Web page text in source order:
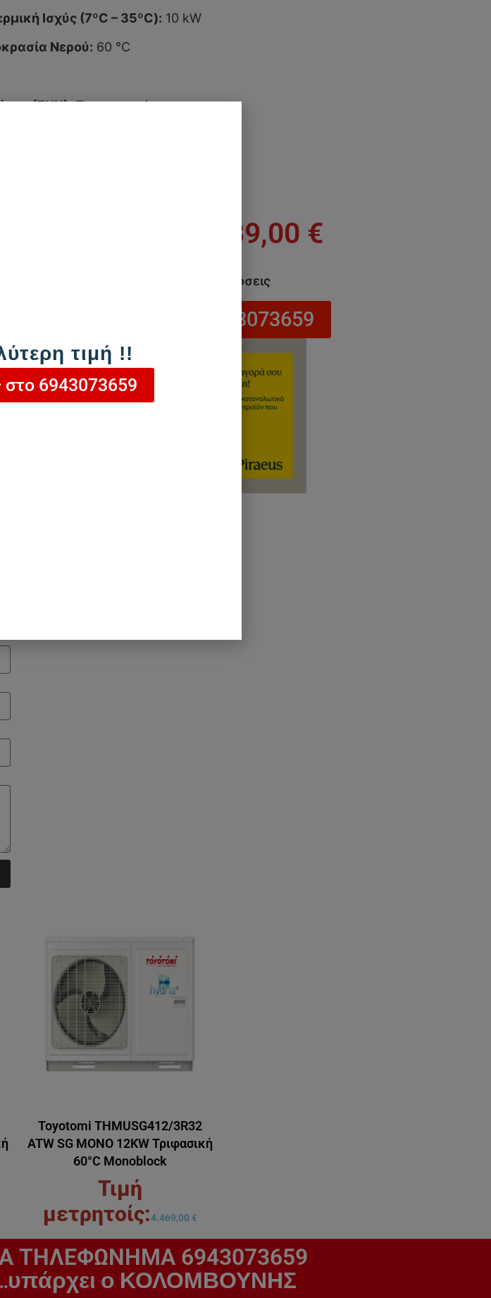
Ισχύς (7ºC – 35ºC): 10 kW
Νερού: 60 °C
(ΖΝΧ):Προαιρετικό
4.239,00 €
/ μήνα σε 24 δόσεις
Καλέστε μας στο 6943073659
Toyotomi THMUSG412/3R32
ATW SG MONO 12KW Τριφασική
60°C Monoblock
4.469,00 €
ΤΗΛΕΦΩΝΗΜΑ 6943073659
ο ΚΟΛΟΜΒΟΥΝΗΣ
τιμή !!
6943073659